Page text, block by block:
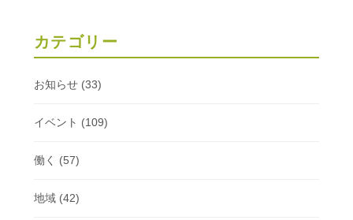
カテゴリー
お知らせ(33)
イベント (109)
働く (57)
地域(42)